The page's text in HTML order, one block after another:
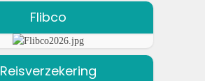
Flibco
Reisverzekering